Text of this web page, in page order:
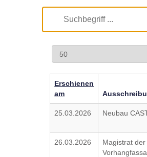
Erschienen
am
25.03.2026 Neubau
26.03.2026
Magistrat